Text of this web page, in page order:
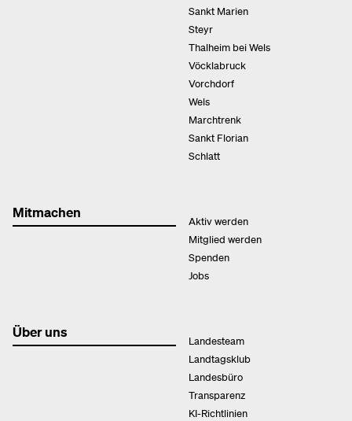
Sankt Marien
Steyr
Thalheim bei Wels
Vöcklabruck
Vorchdorf
Wels
Marchtrenk
Sankt Florian
Schlatt
Mitmachen
Aktiv werden
Mitglied werden
Spenden
Jobs
Über uns
Landesteam
Landtagsklub
Landesbüro
Transparenz
KI-Richtlinien